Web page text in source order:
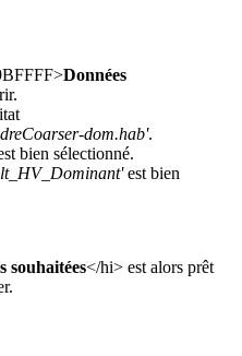
Données
dom.hab'.
bien sélectionné.
est bien
souhaitées</hi> est alors prêt